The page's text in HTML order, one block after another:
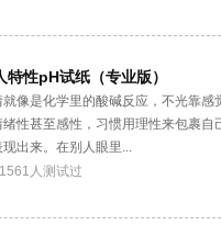
特性pH试纸（专业版）
就像是化学里的酸碱反应，不光靠
绪性甚至感性，习惯用理性来包裹
现出来。在别人眼里...
1561人测试过